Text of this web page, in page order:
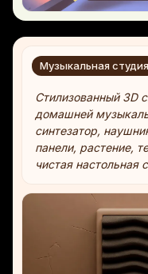
Музыкальная студия
Стилизованный 3D
домашней
синтезатор,
панели, растение,
чистая настольная